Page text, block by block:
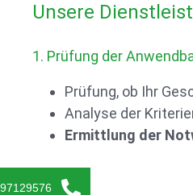
Unsere
1. Prüfung der
Prüfung, ob Ihr
Analyse der
Ermittlung der